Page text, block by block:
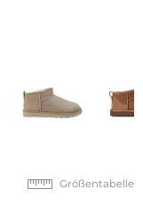
Größentabelle